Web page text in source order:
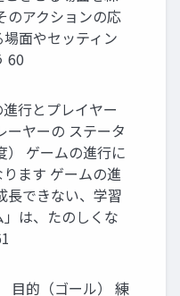
のアクションの応
面やセッティン
60
行とプレイヤー
ーヤーの ステータ
） ゲームの進行に
ます ゲームの進
長できない、学習
は、たのしくな
目的（ゴール） 練